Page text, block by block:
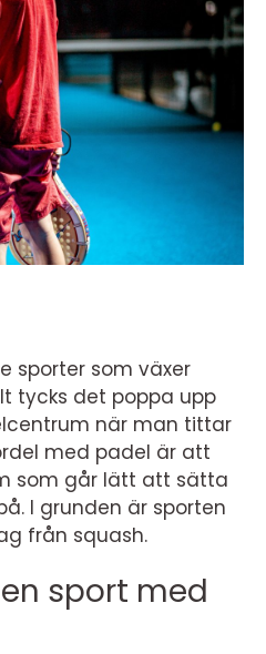
sporter som växer
tycks det poppa upp
när man tittar
med padel är att
som går lätt att sätta
I grunden är sporten
från squash.
sport med